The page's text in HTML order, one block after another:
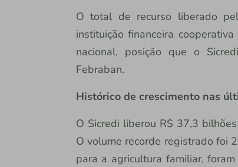
O total de recurso liberado
instituição financeira
nacional, posição que o
Febraban.
Histórico de crescimento nas
O Sicredi liberou R$ 37,3
O volume recorde registrado foi
para a agricultura familiar,